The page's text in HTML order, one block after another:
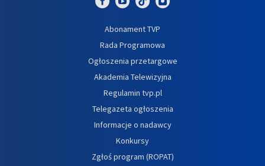
Abonament TVP
Rada Programowa
Ogłoszenia przetargowe
Akademia Telewizyjna
Regulamin tvp.pl
Telegazeta ogłoszenia
Informacje o nadawcy
Konkursy
Zgłoś program (ROPAT)